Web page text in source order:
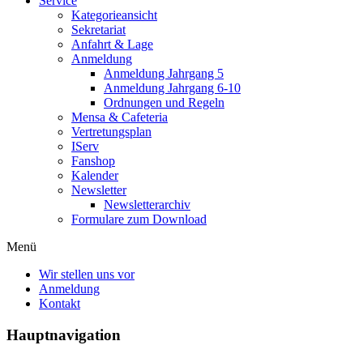
Kategorieansicht
Sekretariat
Anfahrt & Lage
Anmeldung
Anmeldung Jahrgang 5
Anmeldung Jahrgang 6-10
Ordnungen und Regeln
Mensa & Cafeteria
Vertretungsplan
IServ
Fanshop
Kalender
Newsletter
Newsletterarchiv
Formulare zum Download
Menü
Wir stellen uns vor
Anmeldung
Kontakt
Hauptnavigation